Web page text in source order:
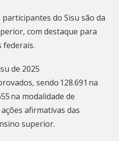
do Sisu são da
com destaque para
federais.
de 2025
sendo 128.691 na
na modalidade de
ações afirmativas das
superior.